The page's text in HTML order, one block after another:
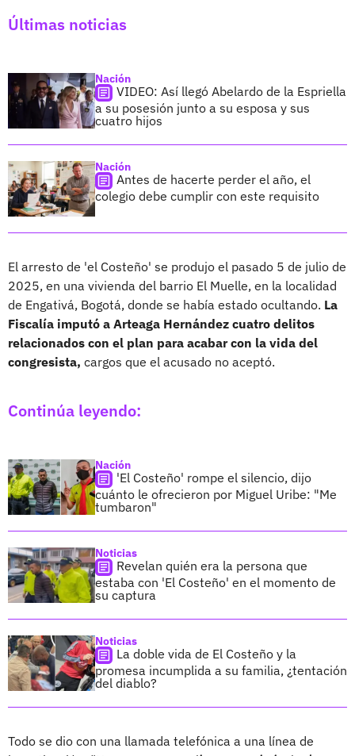
Últimas noticias
Nación
VIDEO: Así llegó Abelardo de la Espriella
a su posesión junto a su esposa y sus
cuatro hijos
Nación
Antes de hacerte perder el año, el
colegio debe cumplir con este requisito
El arresto de 'el Costeño' se produjo el pasado 5 de julio de
2025, en una vivienda del barrio El Muelle, en la localidad
de Engativá, Bogotá, donde se había estado ocultando. La
Fiscalía imputó a Arteaga Hernández cuatro delitos
relacionados con el plan para acabar con la vida del
congresista, cargos que el acusado no aceptó.
Continúa leyendo:
Nación
'El Costeño' rompe el silencio, dijo
cuánto le ofrecieron por Miguel Uribe: "Me
tumbaron"
Noticias
Revelan quién era la persona que
estaba con 'El Costeño' en el momento de
su captura
Noticias
La doble vida de El Costeño y la
promesa incumplida a su familia, ¿tentación
del diablo?
Todo se dio con una llamada telefónica a una línea de